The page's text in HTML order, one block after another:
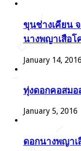
ขุนช่างเคียน
นางพญาเสือโ
January 14,
ทุ่งดอกคอสมอ
January 5, 2016
ดอกนางพญา